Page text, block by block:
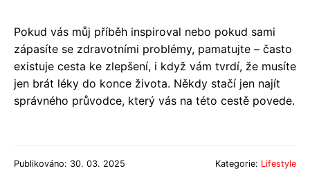
Pokud vás můj příběh inspiroval nebo pokud sami
zápasíte se zdravotními problémy, pamatujte – často
existuje cesta ke zlepšení, i když vám tvrdí, že musíte
jen brát léky do konce života. Někdy stačí jen najít
správného průvodce, který vás na této cestě povede.
Publikováno: 30. 03. 2025 Kategorie: Lifestyle